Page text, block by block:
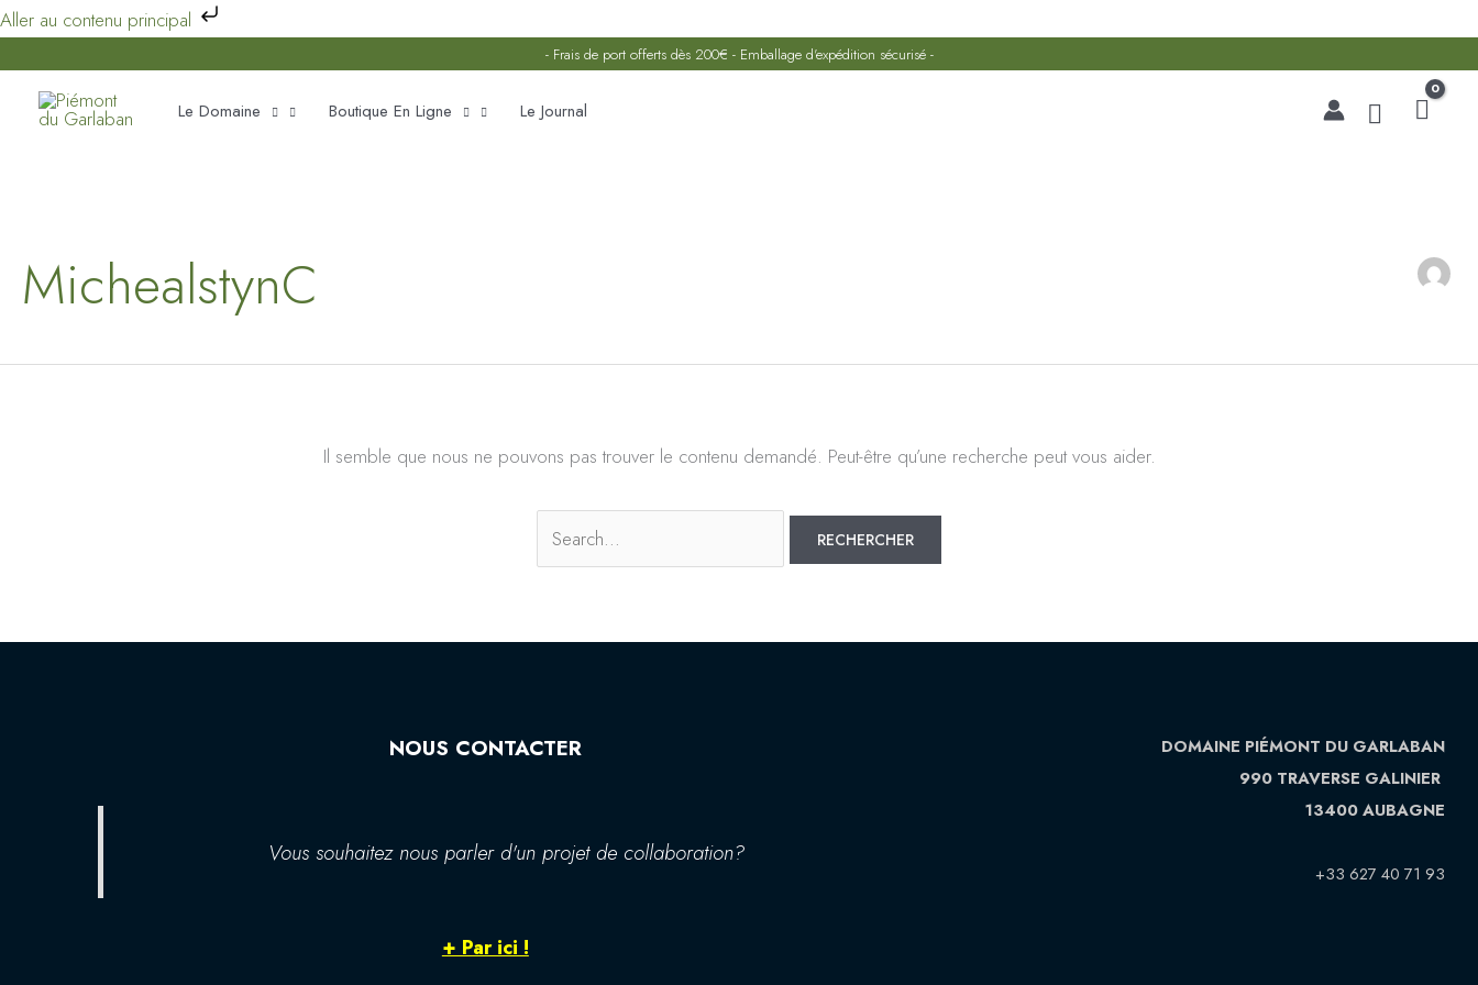
Aller au contenu principal
Aller
- Frais de port offerts dès 200€ - Emballage d'expédition sécurisé -
Le Domaine Boutique En Ligne Le Journal
MichealstynC
Il semble que nous ne pouvons pas trouver le contenu demandé. Peut-être qu’une recherche peut vous aider.
NOUS CONTACTER
Vous souhaitez nous parler d'un projet de collaboration?
+ Par ici !
DOMAINE PIÉMONT DU GARLABAN
990 TRAVERSE GALINIER
13400 AUBAGNE
+33 627 40 71 93